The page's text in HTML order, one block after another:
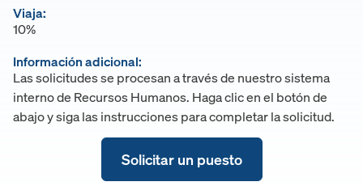
Viaja:
10%
Información adicional:
Las solicitudes se procesan a través de nuestro sistema
interno de Recursos Humanos. Haga clic en el botón de
abajo y siga las instrucciones para completar la solicitud.
Solicitar un puesto